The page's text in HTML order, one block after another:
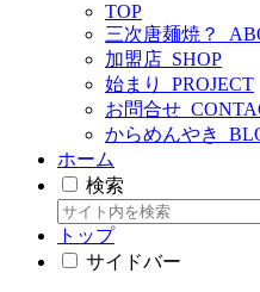
TOP
三次唐麺焼？
加盟店_SHOP
始まり_PROJECT
お問合せ
からめんやき
ホーム
検索
トップ
サイドバー